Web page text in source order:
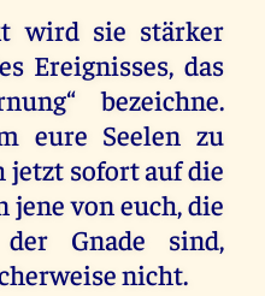
wird sie stärker
Ereignisses, das
bezeichne.
eure Seelen zu
jetzt sofort auf die
jene von euch, die
Gnade sind,
nicht.